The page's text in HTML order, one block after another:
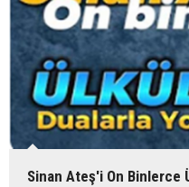
Sinan Ateş'i On Binlerce